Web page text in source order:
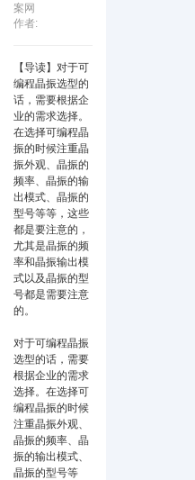
案网
作者:
【导读】 对于可
编程晶振选型的
话，需要根据企
业的需求选择。
在选择可编程晶
振的时候注重晶
振外观、晶振的
频率、晶振的输
出模式、晶振的
型号等等，这些
都是要注意的，
尤其是晶振的频
率和晶振输出模
式以及晶振的型
号都是需要注意
的。
对于可编程晶振
选型的话，需要
根据企业的需求
选择。在选择可
编程晶振的时候
注重晶振外观、
晶振的频率、晶
振的输出模式、
晶振的型号等